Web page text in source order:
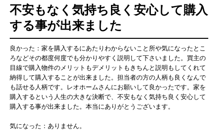
不安もなく気持ち良く安心して購入
する事が出来ました
良かった：家を購入するにあたりわからないこと所や気になったとこ
ろなどその都度何度でも分かりやすく説明して下さいました。買主の
目線で購入物件のメリットもデメリットもきちんと説明もしてくれて
納得して購入することが出来ました。担当者の方の人柄も良くなんで
も話せる人柄です。レオホームさんにお願いして良かったです。家を
購入するという人生の大きな決断で、不安もなく気持ち良く安心して
購入する事が出来ました。本当にありがとうございます。
気になった：ありません。